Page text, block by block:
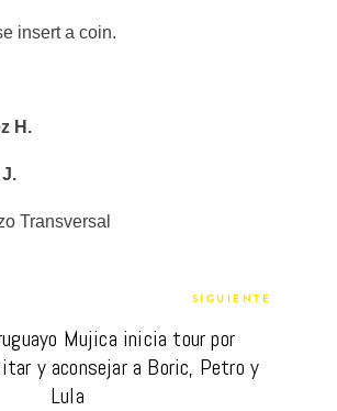
insert a coin.
H.
Transversal
SIGUIENTE
Mujica inicia tour por
y aconsejar a Boric, Petro y
Lula